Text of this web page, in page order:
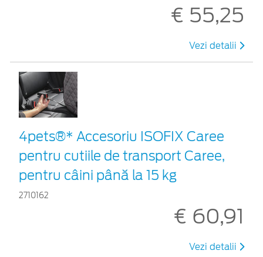
€ 55,25
Vezi detalii
4pets®* Accesoriu ISOFIX Caree
pentru cutiile de transport Caree,
pentru câini până la 15 kg
2710162
€ 60,91
Vezi detalii